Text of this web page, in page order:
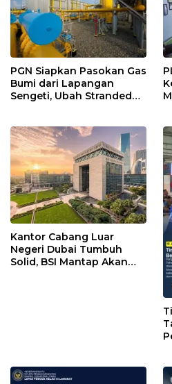
PGN Siapkan Pasokan Gas
Bumi dari Lapangan
Sengeti, Ubah Stranded
Kantor Cabang Luar
Negeri Dubai Tumbuh
Solid, BSI Mantap Akan